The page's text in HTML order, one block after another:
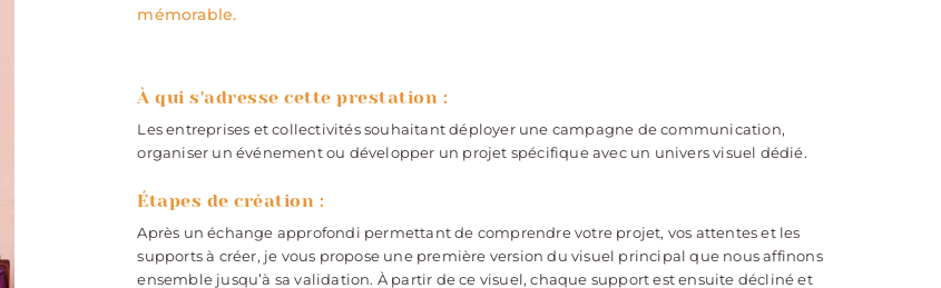
mémorable.
À qui s'adresse cette prestation :
Les entreprises et collectivités souhaitant déployer une campagne de communication,
organiser un événement ou développer un projet spécifique avec un univers visuel dédié.
Étapes de création :
Après un échange approfondi permettant de comprendre votre projet, vos attentes et les
supports à créer, je vous propose une première version du visuel principal que nous affinons
ensemble jusqu’à sa validation. À partir de ce visuel, chaque support est ensuite décliné et